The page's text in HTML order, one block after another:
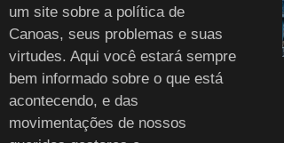
um site sobre a política de
Canoas, seus problemas e suas
virtudes. Aqui você estará sempre
bem informado sobre o que está
acontecendo, e das
movimentações de nossos